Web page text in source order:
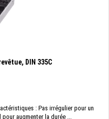
DIN 335C
: Pas irrégulier pour un
augmenter la durée ...